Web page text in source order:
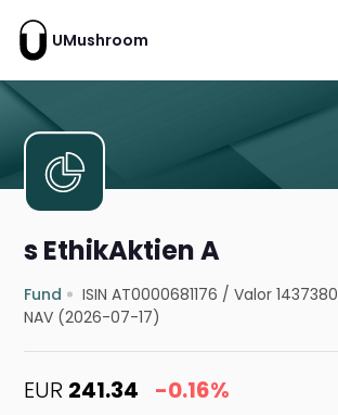
UMushroom
s EthikAktien A
Fund ISIN AT0000681176 /Valor 1437380
NAV (2026-07-17)
EUR 241.34 -0.16%